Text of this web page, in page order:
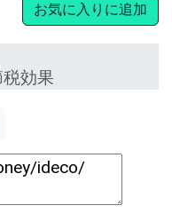
お気に入りに追加
効果